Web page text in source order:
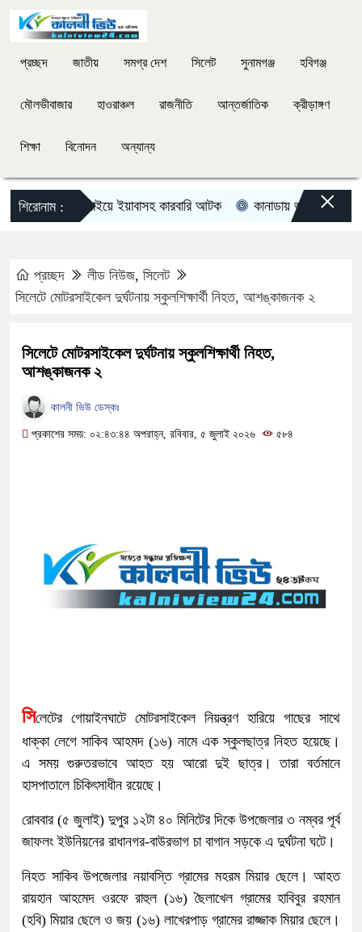
প্রচ্ছদ জাতীয় সমগ্র দেশ সিলেট সুনামগঞ্জ হবিগঞ্জ
মৌলভীবাজার হাওরাঞ্চল রাজনীতি আন্তর্জাতিক ক্রীড়াঙ্গণ
শিক্ষা বিনোদন অন্যান্য
শিরোনাম :দিরাইয়ে ইয়াবাসহ কারবারি আটক কানাডায় ভয়াবহ দাবানল,
×
প্রচ্ছদ লীড নিউজ, সিলেট
সিলেটে মোটরসাইকেল দুর্ঘটনায় স্কুলশিক্ষার্থী নিহত, আশঙ্কাজনক ২
সিলেটে মোটরসাইকেল দুর্ঘটনায় স্কুলশিক্ষার্থী নিহত,
আশঙ্কাজনক ২
কালনী ভিউ ডেস্কঃ
প্রকাশের সময়: ০২:৪৩:৪৪ অপরাহ্ন, রবিবার, ৫ জুলাই ২০২৬ ৫৮৪
সিলেটের গোয়াইনঘাটে মোটরসাইকেল নিয়ন্ত্রণ হারিয়ে গাছের সাথে
ধাক্কা লেগে সাকিব আহমদ (১৬) নামে এক স্কুলছাত্র নিহত হয়েছে।
এ সময় গুরুতরভাবে আহত হয় আরো দুই ছাত্র। তারা বর্তমানে
হাসপাতালে চিকিৎসাধীন রয়েছে।
রোববার (৫ জুলাই) দুপুর ১২টা ৪০ মিনিটের দিকে উপজেলার ৩ নম্বর পূর্ব
জাফলং ইউনিয়নের রাধানগর-বাউরভাগ চা বাগান সড়কে এ দুর্ঘটনা ঘটে।
নিহত সাকিব উপজেলার নয়াবস্তি গ্রামের মহরম মিয়ার ছেলে। আহত
রায়হান আহমেদ ওরফে রাহুল (১৬) ছৈলাখেল গ্রামের হাবিবুর রহমান
(হবি) মিয়ার ছেলে ও জয় (১৬) লাখেরপাড় গ্রামের রাজ্জাক মিয়ার ছেলে।